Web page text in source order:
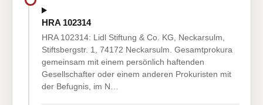
HRA 102314
HRA 102314: Lidl Stiftung & Co. KG, Neckarsulm,
Stiftsbergstr. 1, 74172 Neckarsulm. Gesamtprokura
gemeinsam mit einem persönlich haftenden
Gesellschafter oder einem anderen Prokuristen mit
der Befugnis, im N…